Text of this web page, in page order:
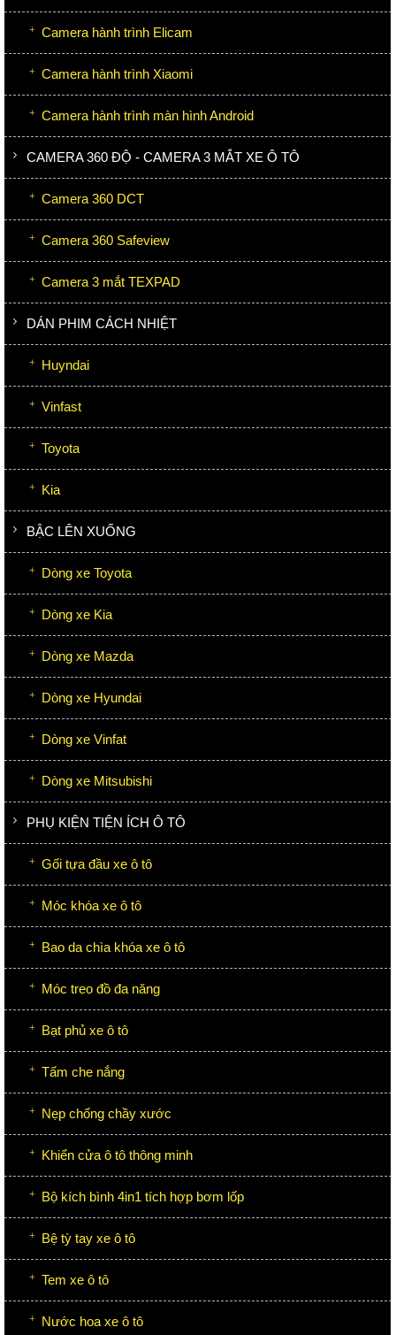
Camera hành trình Elicam
Camera hành trình Xiaomi
Camera hành trình màn hình Android
CAMERA 360 ĐỘ - CAMERA 3 MẮT XE Ô TÔ
Camera 360 DCT
Camera 360 Safeview
Camera 3 mắt TEXPAD
DÁN PHIM CÁCH NHIỆT
Huyndai
Vinfast
Toyota
Kia
BẬC LÊN XUỐNG
Dòng xe Toyota
Dòng xe Kia
Dòng xe Mazda
Dòng xe Hyundai
Dòng xe Vinfat
Dòng xe Mitsubishi
PHỤ KIỆN TIỆN ÍCH Ô TÔ
Gối tựa đầu xe ô tô
Móc khóa xe ô tô
Bao da chìa khóa xe ô tô
Móc treo đồ đa năng
Bạt phủ xe ô tô
Tấm che nắng
Nẹp chống chầy xước
Khiển cửa ô tô thông minh
Bộ kích bình 4in1 tích hợp bơm lốp
Bệ tỳ tay xe ô tô
Tem xe ô tô
Nước hoa xe ô tô